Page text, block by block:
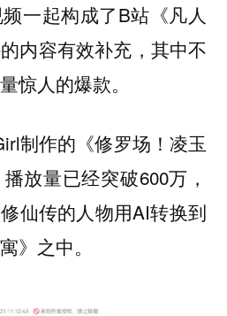
一起构成了B站《凡人
内容有效补充，其中不
惊人的爆款。
制作的《修罗场！凌玉
放量已经突破600万，
仙传的人物用AI转换到
》之中。